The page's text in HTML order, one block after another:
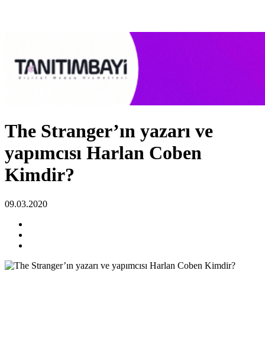
The Stranger’ın yazarı ve
yapımcısı Harlan Coben
Kimdir?
09.03.2020